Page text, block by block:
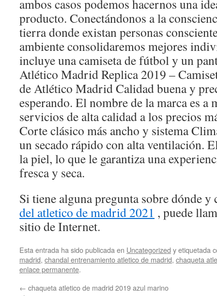
ambos casos podemos hacernos una
producto. Conectándonos a la
tierra donde existan personas
ambiente consolidaremos mejores
incluye una camiseta de fútbol y un
Atlético Madrid Replica 2019 –
de Atlético Madrid Calidad buena y
esperando. El nombre de la marca es a
servicios de alta calidad a los precios
Corte clásico más ancho y sistema
un secado rápido con alta ventilación.
la piel, lo que le garantiza una
fresca y seca.
Si tiene alguna pregunta sobre dónde
del atletico de madrid 2021 , puede
sitio de Internet.
Esta entrada ha sido publicada en Uncategorized y etiquetada
madrid, chandal entrenamiento atletico de madrid, chaqueta
enlace permanente.
← chaqueta atletico de madrid 2019 azul marino